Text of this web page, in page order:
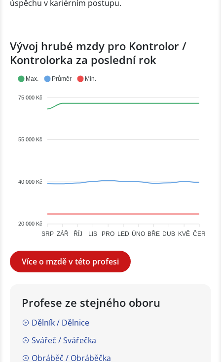
úspěchu v kariérním postupu.
Vývoj hrubé mzdy pro Kontrolor /
Kontrolorka za poslední rok
75 000 Kč
55 000 Kč
40 000 Kč
20 000 Kč
SRP ZÁŘ ŘÍJ LIS PRO LED ÚNO BŘE DUB KVĚ ČER
Max. Průměr Min.
Více o mzdě v této profesi
Profese ze stejného oboru
Dělník / Dělnice
Svářeč / Svářečka
Obráběč / Obráběčka